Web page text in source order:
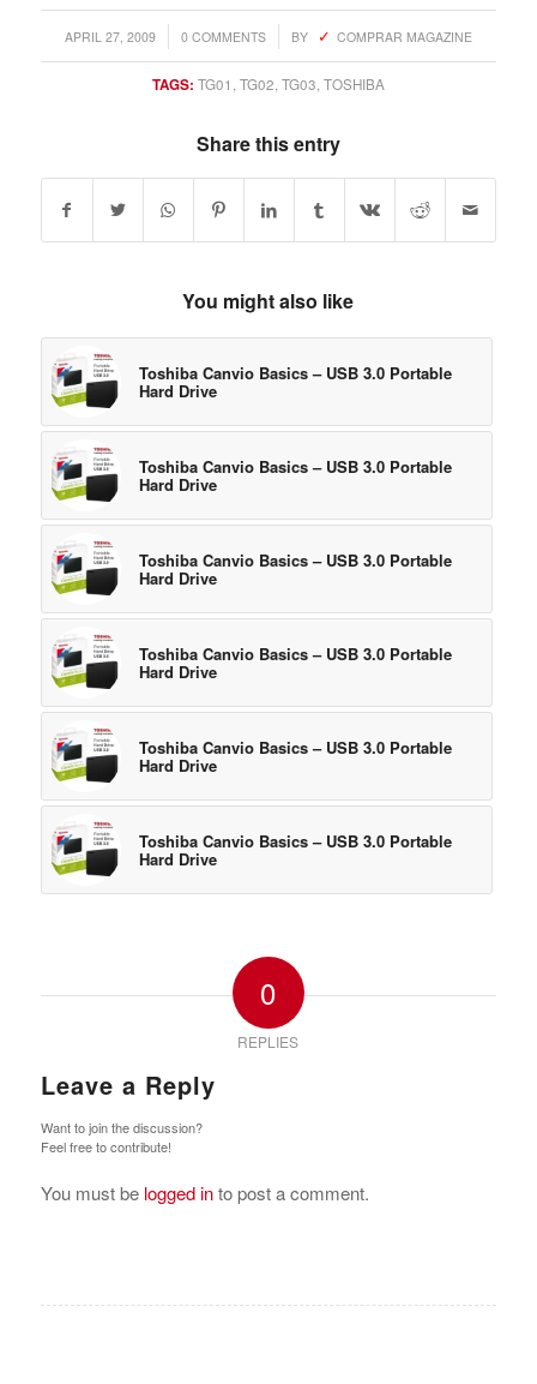
APRIL 27, 2009
/ 0 COMMENTS
/ BY COMPRAR MAGAZINE
TAGS: TG01 ,TG02,TG03,TOSHIBA
Share this entry
You might also like
Toshiba Canvio Basics – USB 3.0 Portable
Hard Drive
Toshiba Canvio Basics – USB 3.0 Portable
Hard Drive
Toshiba Canvio Basics – USB 3.0 Portable
Hard Drive
Toshiba Canvio Basics – USB 3.0 Portable
Hard Drive
Toshiba Canvio Basics – USB 3.0 Portable
Hard Drive
Toshiba Canvio Basics – USB 3.0 Portable
Hard Drive
0
REPLIES
Leave a Reply
Want to join the discussion?
Feel free to contribute!
You must be logged into post a comment.